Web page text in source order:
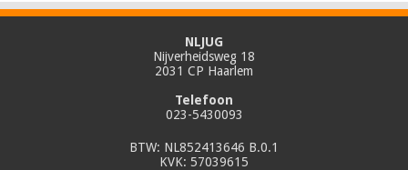
NLJUG
Nijverheidsweg 18
2031 CP Haarlem
Telefoon
023-5430093
BTW: NL852413646 B.0.1
KVK: 57039615